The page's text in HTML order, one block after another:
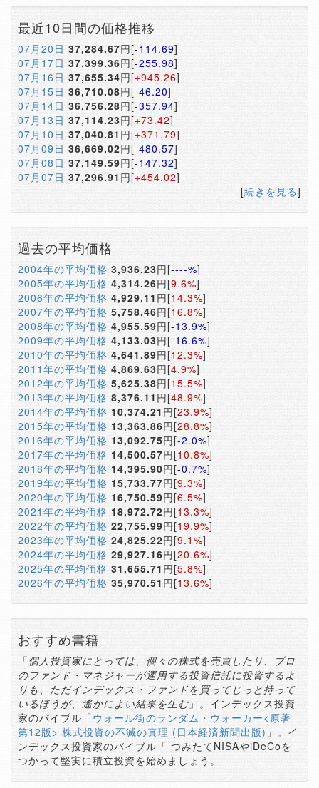
最近10日間の価格推移
07月20日 37,284.67円[-114.69]
07月17日 37,399.36円[-255.98]
07月16日 37,655.34円[+945.26]
07月15日 36,710.08円[-46.20]
07月14日 36,756.28円[-357.94]
07月13日 37,114.23円[+73.42]
07月10日 37,040.81 円[+371.79]
07月09日 36,669.02円[-480.57]
07月08日 37,149.59円[-147.32]
07月07日 37,296.91円[+454.02]
[続きを見る]
過去の平均価格
2004年の平均価格 3,936.23円[----%]
2005年の平均価格 4,314.26円[9.6%]
2006年の平均価格 4,929.11 円[14.3%]
2007年の平均価格 5,758.46円[16.8%]
2008年の平均価格 4,955.59円[-13.9%]
2009年の平均価格 4,133.03円[-16.6%]
2010年の平均価格 4,641.89円[12.3%]
2011年の平均価格 4,869.63円[4.9%]
2012年の平均価格 5,625.38円[15.5%]
2013年の平均価格 8,376.11 円[48.9%]
2014年の平均価格 10,374.21 円[23.9%]
2015年の平均価格 13,363.86円[28.8%]
2016年の平均価格 13,092.75円[-2.0%]
2017年の平均価格 14,500.57円[10.8%]
2018年の平均価格 14,395.90円[-0.7%]
2019年の平均価格 15,733.77円[9.3%]
2020年の平均価格 16,750.59円[6.5%]
2021年の平均価格 18,972.72円[13.3%]
2022年の平均価格 22,755.99円[19.9%]
2023年の平均価格 24,825.22円[9.1%]
2024年の平均価格 29,927.16円[20.6%]
2025年の平均価格 31,655.71円[5.8%]
2026年の平均価格 35,970.51 円[13.6%]
おすすめ書籍
「個人投資家にとっては、個々の株式を売買したり、プロ
のファンド・マネジャーが運用する投資信託に投資するよ
りも、ただインデックス・ファンドを買ってじっと持って
いるほうが、遙かによい結果を生む」。インデックス投資
家のバイブル「ウォール街のランダム・ウォーカー<原著
第12版> 株式投資の不滅の真理 (日本経済新聞出版) 」。イ
ンデックス投資家のバイブル「 つみたてNISAやiDeCoを
つかって堅実に積立投資を始めましょう。